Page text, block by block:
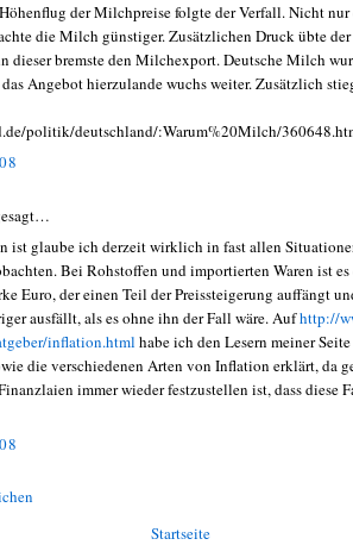
der Milchpreise folgte der Verfall. Nicht nur
die Milch günstiger. Zusätzlichen Druck übte der
dieser bremste den Milchexport. Deutsche Milch
Angebot hierzulande wuchs weiter. Zusätzlich
politik/deutschland/:Warum%20Milch/
ist glaube ich derzeit wirklich in fast allen
Bei Rohstoffen und importierten Waren ist
Euro, der einen Teil der Preissteigerung auffängt
ausfällt, als es ohne ihn der Fall wäre. Aufhttp://
inflation.html habe ich den Lesern meiner
die verschiedenen Arten von Inflation erklärt, da
immer wieder festzustellen ist, dass diese
Startseite